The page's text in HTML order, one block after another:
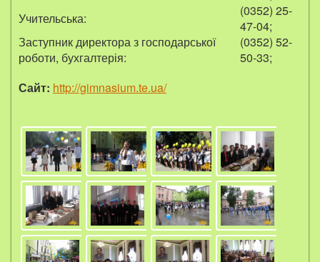
Учительська:
(0352) 25-
47-04;
Заступник директора з господарської
роботи, бухгалтерія:
(0352) 52-
50-33;
Сайт: http://gimnasium.te.ua/